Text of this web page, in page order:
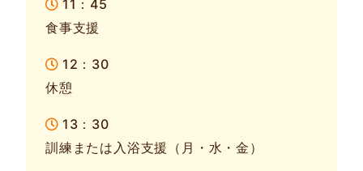
11：45
食事支援
12：30
休憩
13：30
訓練または入浴支援（月・水・金）